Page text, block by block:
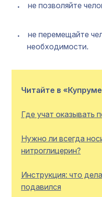
не позволяйте
не перемещайте
необходимости.
Читайте в
Где учат оказывать
Нужно ли всегда
нитроглицерин?
Инструкция: что
подавился